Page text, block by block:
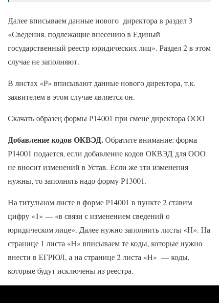
Далее вписываем данные нового директора в раздел 3
«Сведения, подлежащие внесению в Единый
государственный реестр юридических лиц». Раздел 2 в этом
случае не заполняют.
В листах «Р» вписывают данные нового директора, т.к.
заявителем в этом случае является он.
Скачать образец формы Р14001 при смене директора ООО
Добавление кодов ОКВЭД.Обратите внимание: форма
Р14001 подается, если добавление кодов ОКВЭД для ООО
не вносит изменений в Устав. Если же эти изменения
нужны, то заполнять надо форму Р13001.
На титульном листе в форме Р14001 в пункте 2 ставим
цифру «1» — «в связи с изменением сведений о
юридическом лице». Далее нужно заполнить листы «Н». На
странице 1 листа «Н» вписываем те коды, которые нужно
внести в ЕГРЮЛ, а на странице 2 листа «Н» — коды,
которые будут исключены из реестра.